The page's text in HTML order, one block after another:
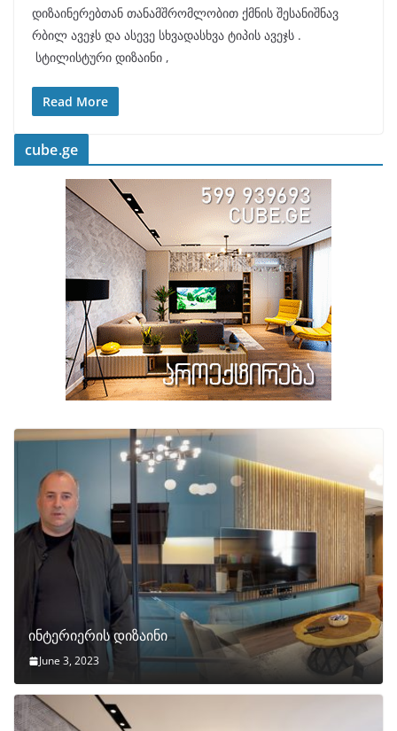
დიზაინერებთან თანამშრომლობით ქმნის შესანიშნავ
რბილ ავეჯს და ასევე სხვადასხვა ტიპის ავეჯს .
სტილისტური დიზაინი ,
Read More
cube.ge
ინტერიერის დიზაინი
June 3, 2023